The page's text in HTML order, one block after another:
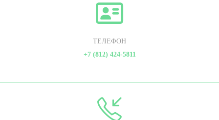
ТЕЛЕФОН
+7 (812) 424-5811